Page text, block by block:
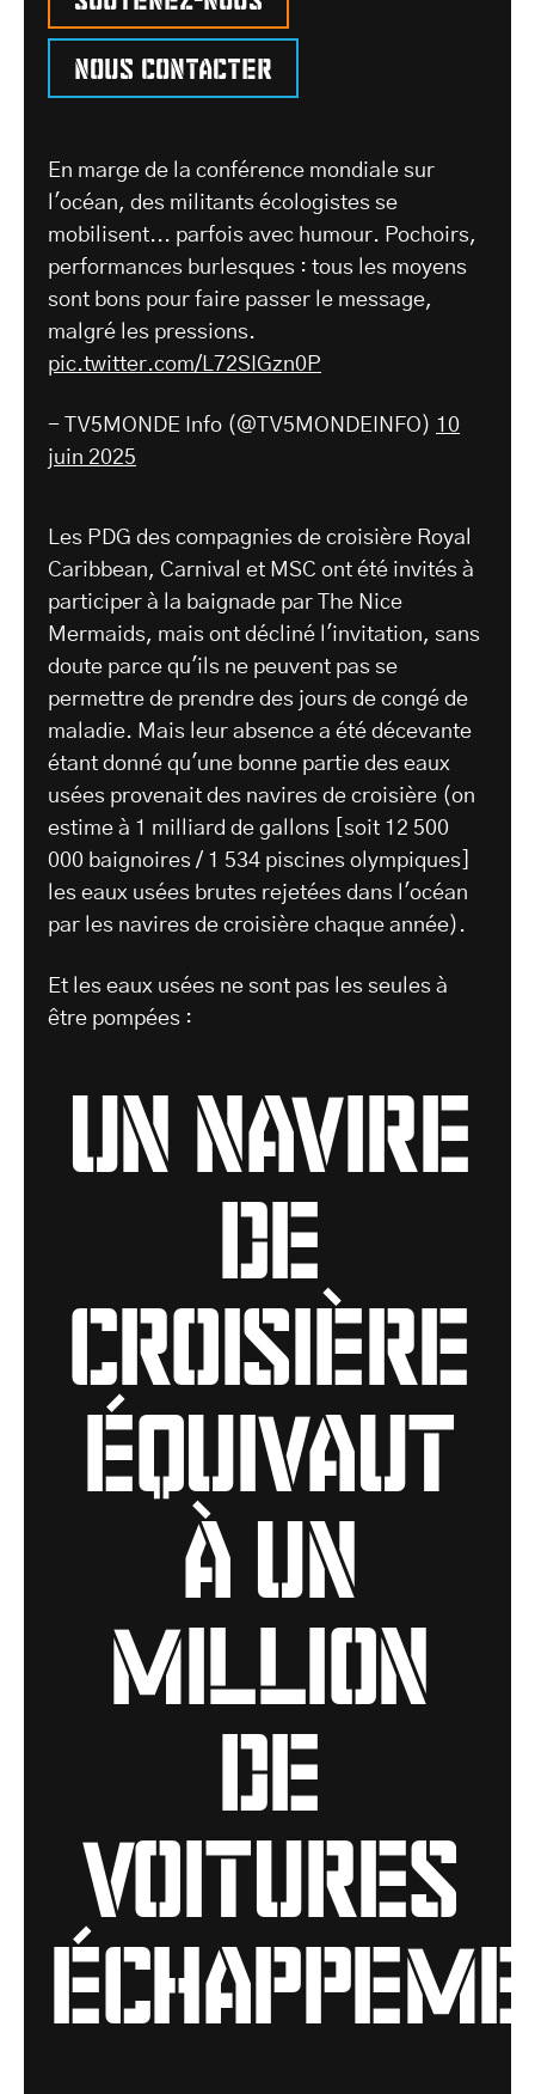
Nous contacter
En marge de la conférence mondiale sur
l'océan, des militants écologistes se
mobilisent... parfois avec humour. Pochoirs,
performances burlesques : tous les moyens
sont bons pour faire passer le message,
malgré les pressions.
pic.twitter.com/L72SIGzn0P
- TV5MONDE Info (@TV5MONDEINFO) 10
juin 2025
Les PDG des compagnies de croisière Royal
Caribbean, Carnival et MSC ont été invités à
participer à la baignade par The Nice
Mermaids, mais ont décliné l'invitation, sans
doute parce qu'ils ne peuvent pas se
permettre de prendre des jours de congé de
maladie. Mais leur absence a été décevante
étant donné qu'une bonne partie des eaux
usées provenait des navires de croisière (on
estime à 1 milliard de gallons [soit 12 500
000 baignoires / 1 534 piscines olympiques]
les eaux usées brutes rejetées dans l'océan
par les navires de croisière chaque année).
Et les eaux usées ne sont pas les seules à
être pompées :
un navire
de
croisière
équivaut
à un
million
de
voitures